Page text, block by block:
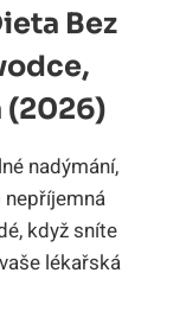
Bez
(2026)
nadýmání,
když sníte
lékařská